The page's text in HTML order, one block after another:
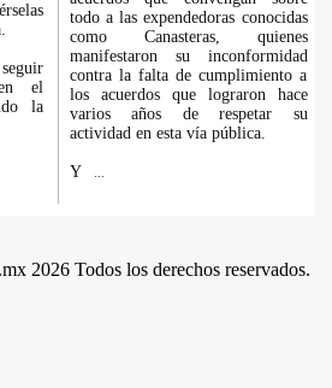
el
la
todo a las expendedoras conocidas
como Canasteras, quienes
manifestaron su inconformidad
contra la falta de cumplimiento a
los acuerdos que lograron hace
varios años de respetar su
actividad en esta vía pública.
Y
2026 Todos los derechos reservados.